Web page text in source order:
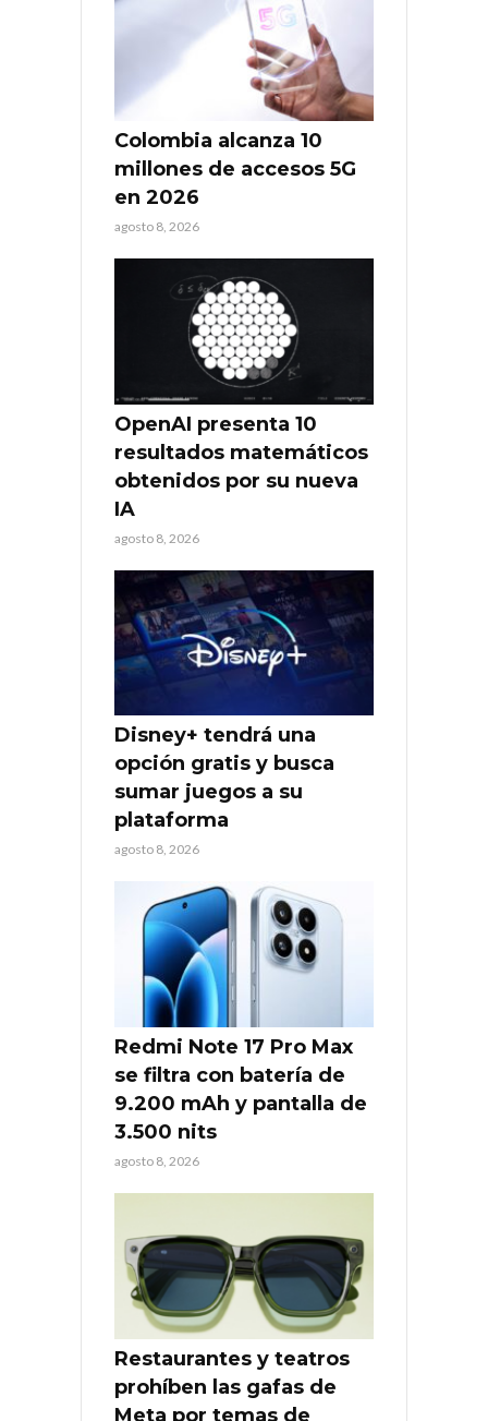
Colombia alcanza 10
millones de accesos 5G
en 2026
agosto 8, 2026
OpenAI presenta 10
resultados matemáticos
obtenidos por su nueva
IA
agosto 8, 2026
Disney+ tendrá una
opción gratis y busca
sumar juegos a su
plataforma
agosto 8, 2026
Redmi Note 17 Pro Max
se filtra con batería de
9.200 mAh y pantalla de
3.500 nits
agosto 8, 2026
Restaurantes y teatros
prohíben las gafas de
Meta por temas de